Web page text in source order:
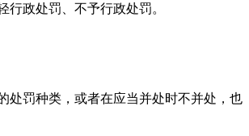
政处罚、不予行政处罚。
处罚种类，或者在应当并处时不并处，也